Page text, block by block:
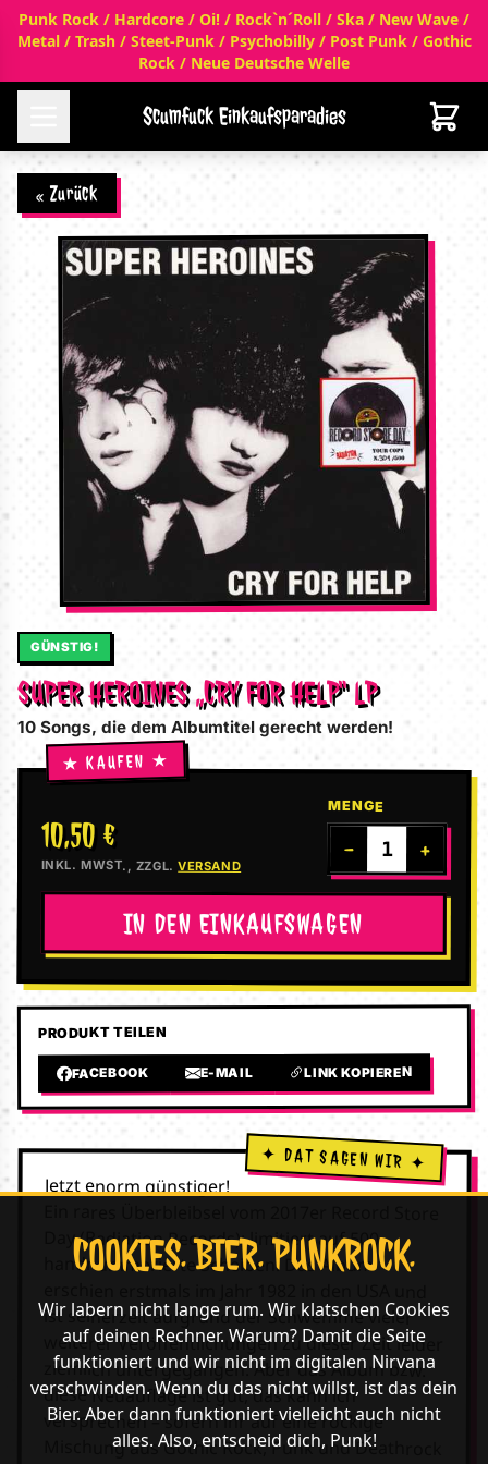
Punk Rock / Hardcore / Oi! / Rock`n´Roll / Ska / New Wave /
Metal / Trash / Steet-Punk / Psychobilly / Post Punk / Gothic
Rock / Neue Deutsche Welle
Scumfuck Einkaufsparadies
« Zurück
GÜNSTIG!
SUPER HEROINES „CRY FOR HELP“ LP
10 Songs, die dem Albumtitel gerecht werden!
10,50 €
INKL. MWST., ZZGL.VERSAND
MENGE
− +
IN DEN EINKAUFSWAGEN
PRODUKT TEILEN
FACEBOOK E-MAIL LINK KOPIEREN
Jetzt enorm günstiger!
Day (Radiation Records); limitiert auf 500
handnummerierte Scheiben! Das Album
ist seinerzeit aufgrund der Schwemme vieler
weiterer Veröffentlichungen zu dieser Zeit leider
ziemlich untergegangen. Aber das Album bzw.
diese Neuauflage ist gut, das kann ich
versprechen – sofern ihr auf eine rockige
Mischung aus Gothic Rock, Punk und Deathrock
COOKIES. BIER. PUNKROCK.
Wir labern nicht lange rum. Wir klatschen Cookies
auf deinen Rechner. Warum? Damit die Seite
funktioniert und wir nicht im digitalen Nirvana
verschwinden. Wenn du das nicht willst, ist das dein
Bier. Aber dann funktioniert vielleicht auch nicht
alles. Also, entscheid dich, Punk!